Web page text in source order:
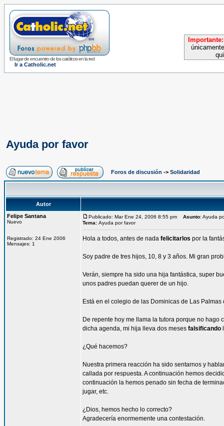
El lugar de encuentro de los católicos en la red
Ir a Catholic.net
Importante:
Ayuda por favor
Foros de discusión -> Solidaridad
Autor
Felipe Santana
Nuevo
Registrado: 24 Ene 2006
Mensajes: 1
Publicado: Mar Ene 24, 2006 8:55 pm Asunto: Ayuda
Tema: Ayuda por favor
Hola a todos, antes de nada felicitarlos por la
Soy padre de tres hijos, 10, 8 y 3 años. Mi gran
Verán, siempre ha sido una hija fantástica, super
unos padres puedan querer de un hijo.
Está en el colegio de las Dominicas de Las Palmas
De repente hoy me llama la tutora porque no
dicha agenda, mi hija lleva dos meses falsificando
¿Qué hacemos?
Nuestra primera reacción ha sido sentarnos y
callada por respuesta. A continuación hemos
continuación la hemos penado sin fecha de
jugar, etc.
¿Dios, hemos hecho lo correcto?
Agradecería enormemente una contestación.